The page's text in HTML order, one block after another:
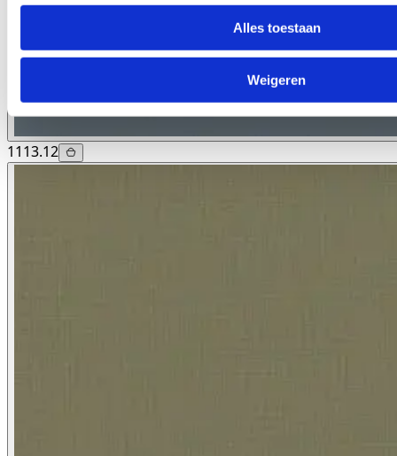
Alles toestaan
Weigeren
1113.12